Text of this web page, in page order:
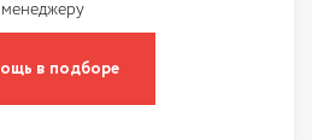
менеджеру
в подборе